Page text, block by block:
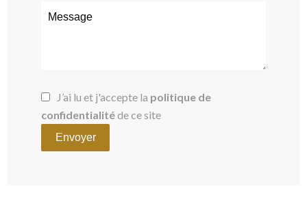
J’ai lu et j'accepte la politique de
confidentialitéde ce site
Envoyer